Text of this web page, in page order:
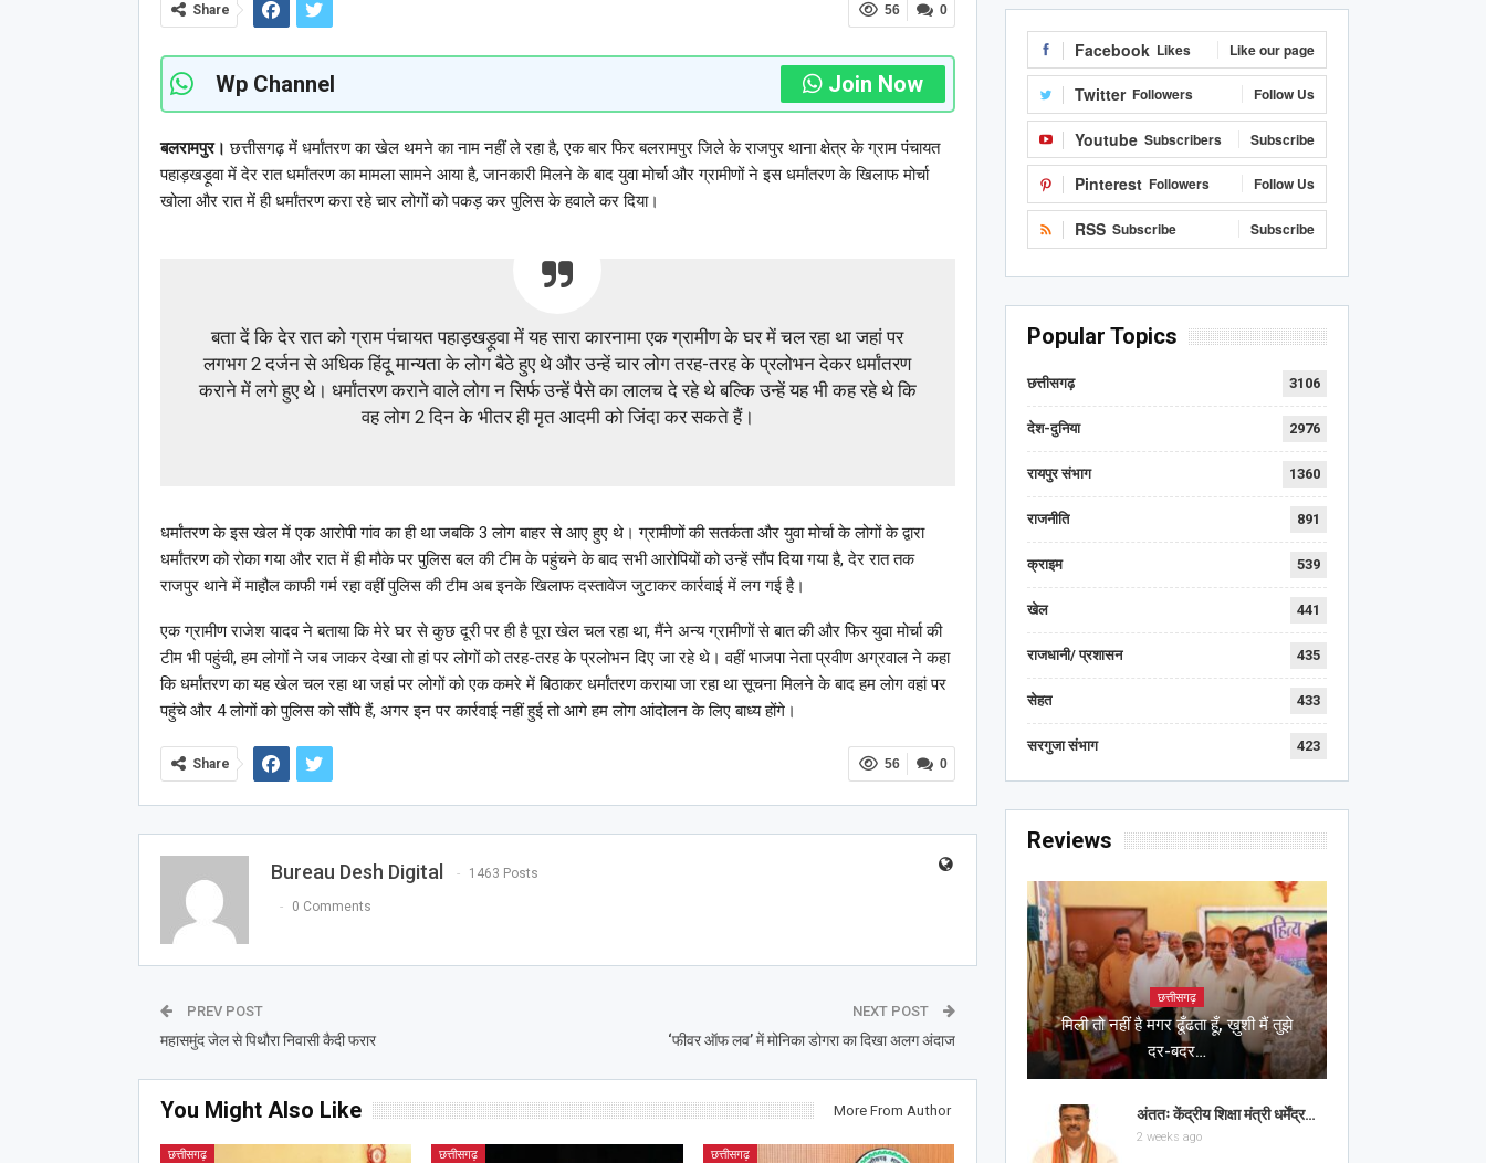
0
56
Share
Wp Channel Join Now
बलरामपुर। छत्तीसगढ़ में धर्मांतरण का खेल थमने का नाम नहीं ले रहा है, एक बार फिर बलरामपुर जिले के राजपुर थाना क्षेत्र के ग्राम पंचायत
पहाड़खड़ूवा में देर रात धर्मांतरण का मामला सामने आया है, जानकारी मिलने के बाद युवा मोर्चा और ग्रामीणों ने इस धर्मांतरण के खिलाफ मोर्चा
खोला और रात में ही धर्मांतरण करा रहे चार लोगों को पकड़ कर पुलिस के हवाले कर दिया।
बता दें कि देर रात को ग्राम पंचायत पहाड़खड़ूवा में यह सारा कारनामा एक ग्रामीण के घर में चल रहा था जहां पर
लगभग 2 दर्जन से अधिक हिंदू मान्यता के लोग बैठे हुए थे और उन्हें चार लोग तरह-तरह के प्रलोभन देकर धर्मांतरण
कराने में लगे हुए थे। धर्मांतरण कराने वाले लोग न सिर्फ उन्हें पैसे का लालच दे रहे थे बल्कि उन्हें यह भी कह रहे थे कि
वह लोग 2 दिन के भीतर ही मृत आदमी को जिंदा कर सकते हैं।
धर्मांतरण के इस खेल में एक आरोपी गांव का ही था जबकि 3 लोग बाहर से आए हुए थे। ग्रामीणों की सतर्कता और युवा मोर्चा के लोगों के द्वारा
धर्मांतरण को रोका गया और रात में ही मौके पर पुलिस बल की टीम के पहुंचने के बाद सभी आरोपियों को उन्हें सौंप दिया गया है, देर रात तक
राजपुर थाने में माहौल काफी गर्म रहा वहीं पुलिस की टीम अब इनके खिलाफ दस्तावेज जुटाकर कार्रवाई में लग गई है।
एक ग्रामीण राजेश यादव ने बताया कि मेरे घर से कुछ दूरी पर ही है पूरा खेल चल रहा था, मैंने अन्य ग्रामीणों से बात की और फिर युवा मोर्चा की
टीम भी पहुंची, हम लोगों ने जब जाकर देखा तो हां पर लोगों को तरह-तरह के प्रलोभन दिए जा रहे थे। वहीं भाजपा नेता प्रवीण अग्रवाल ने कहा
कि धर्मांतरण का यह खेल चल रहा था जहां पर लोगों को एक कमरे में बिठाकर धर्मांतरण कराया जा रहा था सूचना मिलने के बाद हम लोग वहां पर
पहुंचे और 4 लोगों को पुलिस को सौंपे हैं, अगर इन पर कार्रवाई नहीं हुई तो आगे हम लोग आंदोलन के लिए बाध्य होंगे।
0
56
Share
Bureau Desh Digital 1463 Posts
0 Comments
PREV POST
महासमुंद जेल से पिथौरा निवासी कैदी फरार
NEXT POST
‘फीवर ऑफ लव’ में मोनिका डोगरा का दिखा अलग अंदाज
You Might Also Like More From Author
छत्तीसगढ़ छत्तीसगढ़ छत्तीसगढ़
Facebook Likes Like our page
Twitter Followers Follow Us
Youtube Subscribers Subscribe
Pinterest Followers Follow Us
RSS Subscribe Subscribe
Popular Topics
छत्तीसगढ़ 3106
देश-दुनिया 2976
रायपुर संभाग 1360
राजनीति 891
क्राइम 539
खेल 441
राजधानी/ प्रशासन 435
सेहत 433
सरगुजा संभाग 423
Reviews
छत्तीसगढ़
मिली तो नहीं है मगर ढूँढता हूँ, ख़ुशी मैं तुझे
दर-बदर…
अंततः केंद्रीय शिक्षा मंत्री धर्मेंद्र…
2 weeks ago